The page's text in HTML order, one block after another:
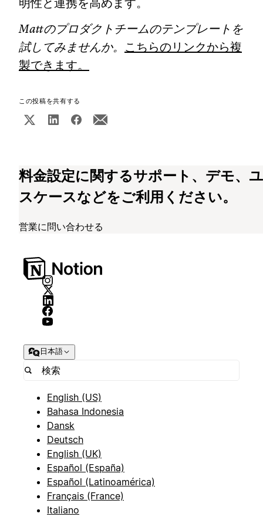
明性と連携を高めます。
Mattのプロダクトチームのテンプレートを
試してみませんか。 こちらのリンクから複
製できます。
この投稿を共有する
料金設定に関するサポート、デモ、
スケースなどをご利用ください。
営業に問い合わせる
日本語
English (US)
Bahasa Indonesia
Dansk
Deutsch
English (UK)
Español (España)
Español (Latinoamérica)
Français (France)
Italiano